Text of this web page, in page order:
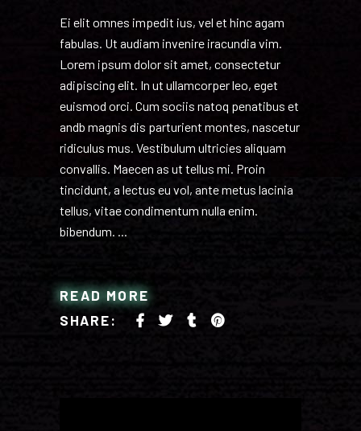
Ei elit omnes impedit ius, vel et hinc agam
fabulas. Ut audiam invenire iracundia vim.
Lorem ipsum dolor sit amet, consectetur
adipiscing elit. In ut ullamcorper leo, eget
euismod orci. Cum sociis natoq penatibus et
andb magnis dis parturient montes, nascetur
ridiculus mus. Vestibulum ultricies aliquam
convallis. Maecen as ut tellus mi. Proin
tincidunt, a lectus eu vol, ante metus lacinia
tellus, vitae condimentum nulla enim.
bibendum.
READ MORE
SHARE: